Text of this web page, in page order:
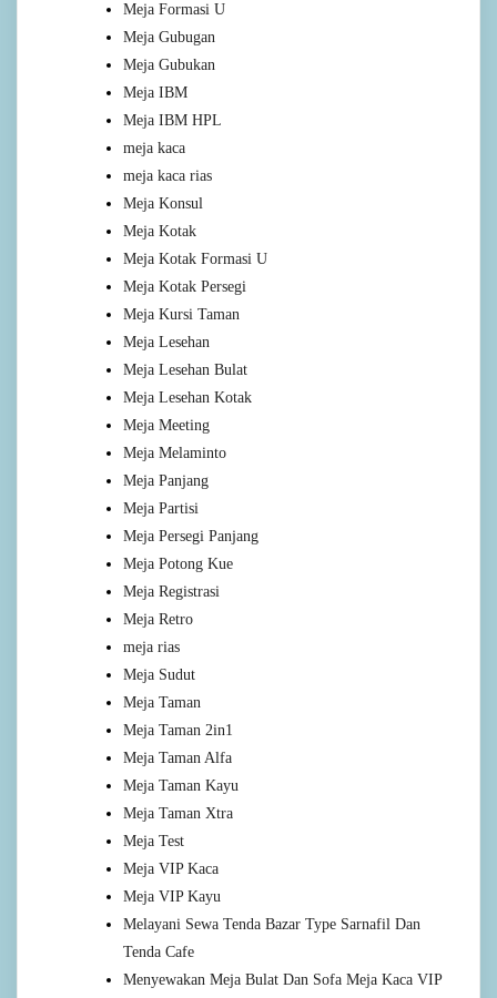
Meja Formasi U
Meja Gubugan
Meja Gubukan
Meja IBM
Meja IBM HPL
meja kaca
meja kaca rias
Meja Konsul
Meja Kotak
Meja Kotak Formasi U
Meja Kotak Persegi
Meja Kursi Taman
Meja Lesehan
Meja Lesehan Bulat
Meja Lesehan Kotak
Meja Meeting
Meja Melaminto
Meja Panjang
Meja Partisi
Meja Persegi Panjang
Meja Potong Kue
Meja Registrasi
Meja Retro
meja rias
Meja Sudut
Meja Taman
Meja Taman 2in1
Meja Taman Alfa
Meja Taman Kayu
Meja Taman Xtra
Meja Test
Meja VIP Kaca
Meja VIP Kayu
Melayani Sewa Tenda Bazar Type Sarnafil Dan
Tenda Cafe
Menyewakan Meja Bulat Dan Sofa Meja Kaca VIP